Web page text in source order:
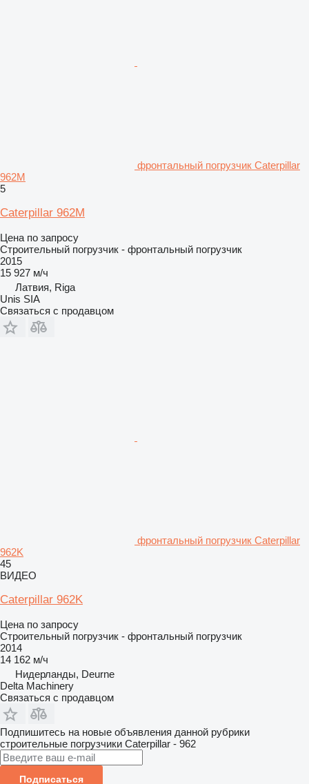
фронтальный погрузчик Caterpillar
962M
5
Caterpillar 962M
Цена по запросу
Строительный погрузчик - фронтальный погрузчик
2015
15 927 м/ч
Латвия, Riga
Unis SIA
Связаться с продавцом
фронтальный погрузчик Caterpillar
962K
45
ВИДЕО
Caterpillar 962K
Цена по запросу
Строительный погрузчик - фронтальный погрузчик
2014
14 162 м/ч
Нидерланды, Deurne
Delta Machinery
Связаться с продавцом
Подпишитесь на новые объявления данной рубрики
строительные погрузчики Caterpillar - 962
Подписаться